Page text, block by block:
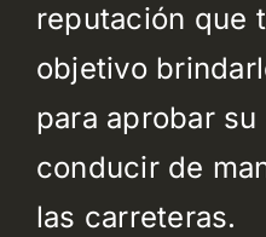
reputación que
objetivo
para aprobar su
conducir de
las carreteras.